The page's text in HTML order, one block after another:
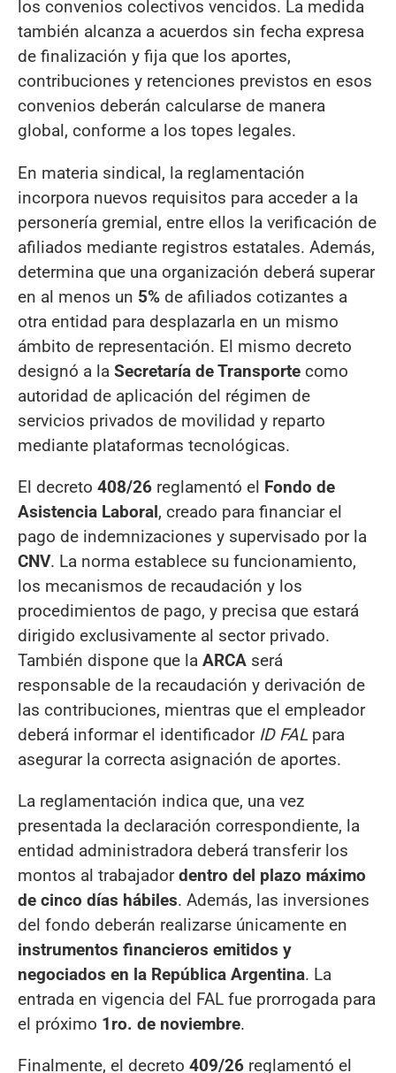
los convenios colectivos vencidos. La medida
también alcanza a acuerdos sin fecha expresa
de finalización y fija que los aportes,
contribuciones y retenciones previstos en esos
convenios deberán calcularse de manera
global, conforme a los topes legales.
En materia sindical, la reglamentación
incorpora nuevos requisitos para acceder a la
personería gremial, entre ellos la verificación de
afiliados mediante registros estatales. Además,
determina que una organización deberá superar
en al menos un 5% de afiliados cotizantes a
otra entidad para desplazarla en un mismo
ámbito de representación. El mismo decreto
designó a la Secretaría de Transporte como
autoridad de aplicación del régimen de
servicios privados de movilidad y reparto
mediante plataformas tecnológicas.
El decreto 408/26 reglamentó el Fondo de
Asistencia Laboral, creado para financiar el
pago de indemnizaciones y supervisado por la
CNV. La norma establece su funcionamiento,
los mecanismos de recaudación y los
procedimientos de pago, y precisa que estará
dirigido exclusivamente al sector privado.
También dispone que la ARCA será
responsable de la recaudación y derivación de
las contribuciones, mientras que el empleador
deberá informar el identificador ID FAL para
asegurar la correcta asignación de aportes.
La reglamentación indica que, una vez
presentada la declaración correspondiente, la
entidad administradora deberá transferir los
montos al trabajadordentro del plazo máximo
de cinco días hábiles. Además, las inversiones
del fondo deberán realizarse únicamente en
instrumentos financieros emitidos y
negociados en la República Argentina. La
entrada en vigencia del FAL fue prorrogada para
el próximo 1ro. de noviembre.
Finalmente, el decreto 409/26 reglamentó el